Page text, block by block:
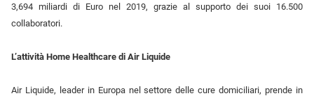
3,694 miliardi di Euro nel 2019, grazie al supporto dei suoi 16.500
collaboratori.
L’attività Home Healthcare di Air Liquide
Air Liquide, leader in Europa nel settore delle cure domiciliari, prende in